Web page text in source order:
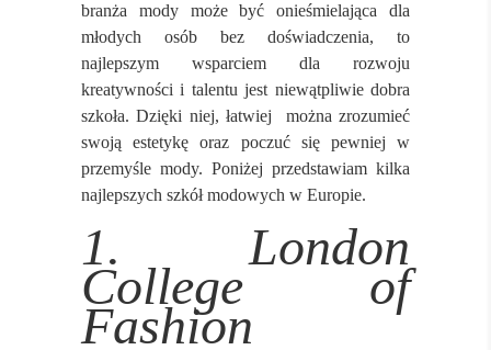
branża mody może być onieśmielająca dla
młodych osób bez doświadczenia, to
najlepszym wsparciem dla rozwoju
kreatywności i talentu jest niewątpliwie dobra
szkoła. Dzięki niej, łatwiej można zrozumieć
swoją estetykę oraz poczuć się pewniej w
przemyśle mody. Poniżej przedstawiam kilka
najlepszych szkół modowych w Europie.
1. London
College of
Fashion